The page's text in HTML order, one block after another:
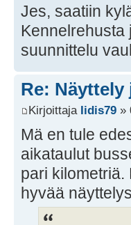
Jes, saatiin
Kennelrehusta
suunnittelu
Re:
Kirjoittaja Iidis79 »
Mä en tule
aikataulut
pari kilometriä.
hyvää